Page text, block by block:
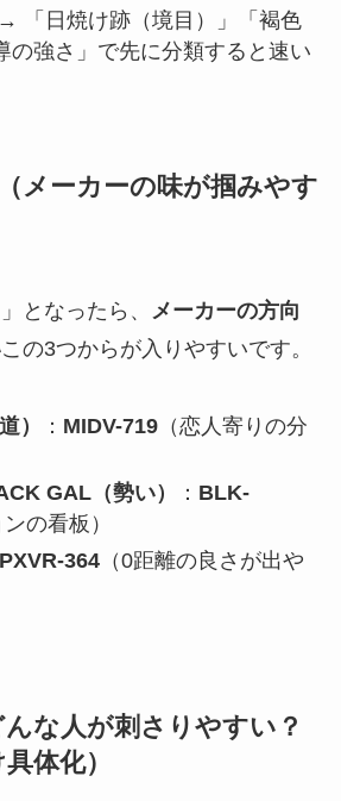
→ 「日焼け跡（境目）」「褐色
の強さ」で先に分類すると速い
メーカーの味が掴みやす
となったら、
メーカーの方向
この3つからが入りやすいです。
） ： MIDV-719（恋人寄りの分
GAL（勢い）
： BLK-
の看板）
PXVR-364（0距離の良さが出や
な人が刺さりやすい？
体化）